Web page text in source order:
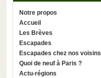
Notre propos
Accueil
Les Brèves
Escapades
Escapades chez nos voisins
Quoi de neuf à Paris ?
Actu-régions